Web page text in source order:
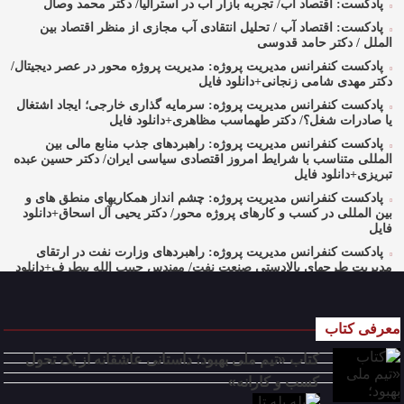
پادکست: اقتصاد آب/ تجربه بازار آب در استرالیا/ دکتر محمد وصال
پادکست: اقتصاد آب / تحلیل انتقادی آب مجازی از منظر اقتصاد بین
الملل / دکتر حامد قدوسی
پادکست کنفرانس مدیریت پروژه: مدیریت پروژه محور در عصر دیجیتال/
دکتر مهدی شامی زنجانی+دانلود فایل
پادکست کنفرانس مدیریت پروژه: سرمایه گذاری خارجی؛ ایجاد اشتغال
یا صادرات شغل؟/ دکتر طهماسب مظاهری+دانلود فایل
پادکست کنفرانس مدیریت پروژه: راهبردهای جذب منابع مالی بین
المللی متناسب با شرایط امروز اقتصادی سیاسی ایران/ دکتر حسین عبده
تبریزی+دانلود فایل
پادکست کنفرانس مدیریت پروژه: چشم انداز همکاریهای منطق های و
بین المللی در کسب و کارهای پروژه محور/ دکتر یحیی آل اسحاق+دانلود
فایل
پادکست کنفرانس مدیریت پروژه: راهبردهای وزارت نفت در ارتقای
مدیریت طرحهای بالادستی صنعت نفت/ مهندس حبیب الله بیطرف+دانلود
محور/ دکتر محمد صبحیه+دانلود فایل
پادکست کنفرانس مدیریت: منتورینگ مدیران ارشد برای ارتقای
شایستگیهای کلیدی در فرایند استراتژی/ دکتر محمد ابویی اردکان+دانلود
فایل صوتی
پادکست کنفرانس مدیریت: چگونه سازمانهای خلاق تری بسازیم/ دکتر
معرفی کتاب
کتاب «تیم ملی بهبود؛ داستانی عاشقانه از یک تحول
کسب و کارانه»